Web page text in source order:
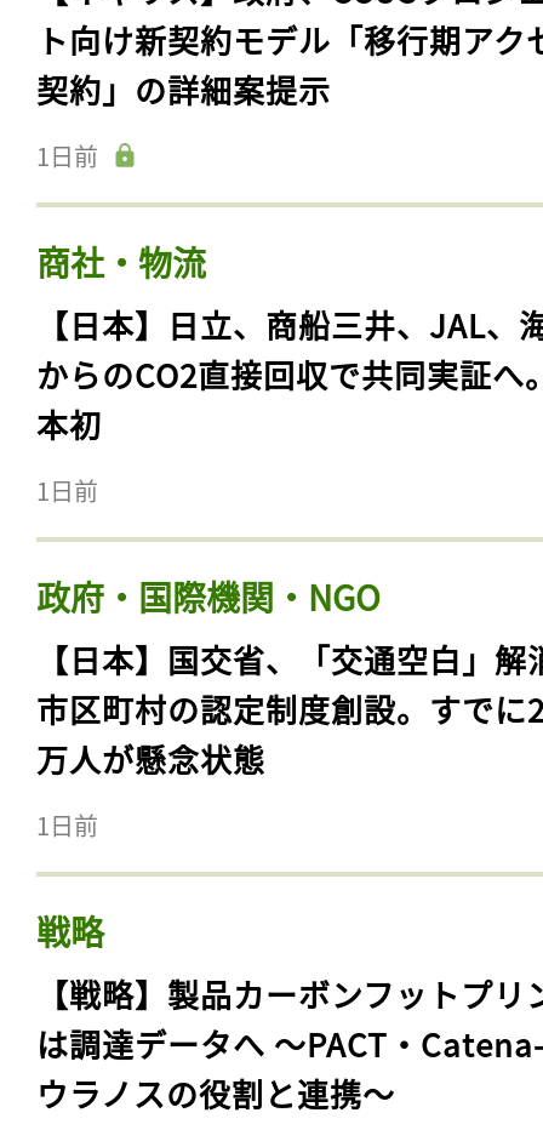
ト向け新契約モデル「移行期アク
契約」の詳細案提示
1日前
商社・物流
【日本】日立、商船三井、JAL、
からのCO2直接回収で共同実証へ
本初
1日前
政府・国際機関・NGO
【日本】国交省、「交通空白」解
市区町村の認定制度創設。すでに
万人が懸念状態
1日前
戦略
【戦略】製品カーボンフットプリ
は調達データへ 〜PACT・
ウラノスの役割と連携〜